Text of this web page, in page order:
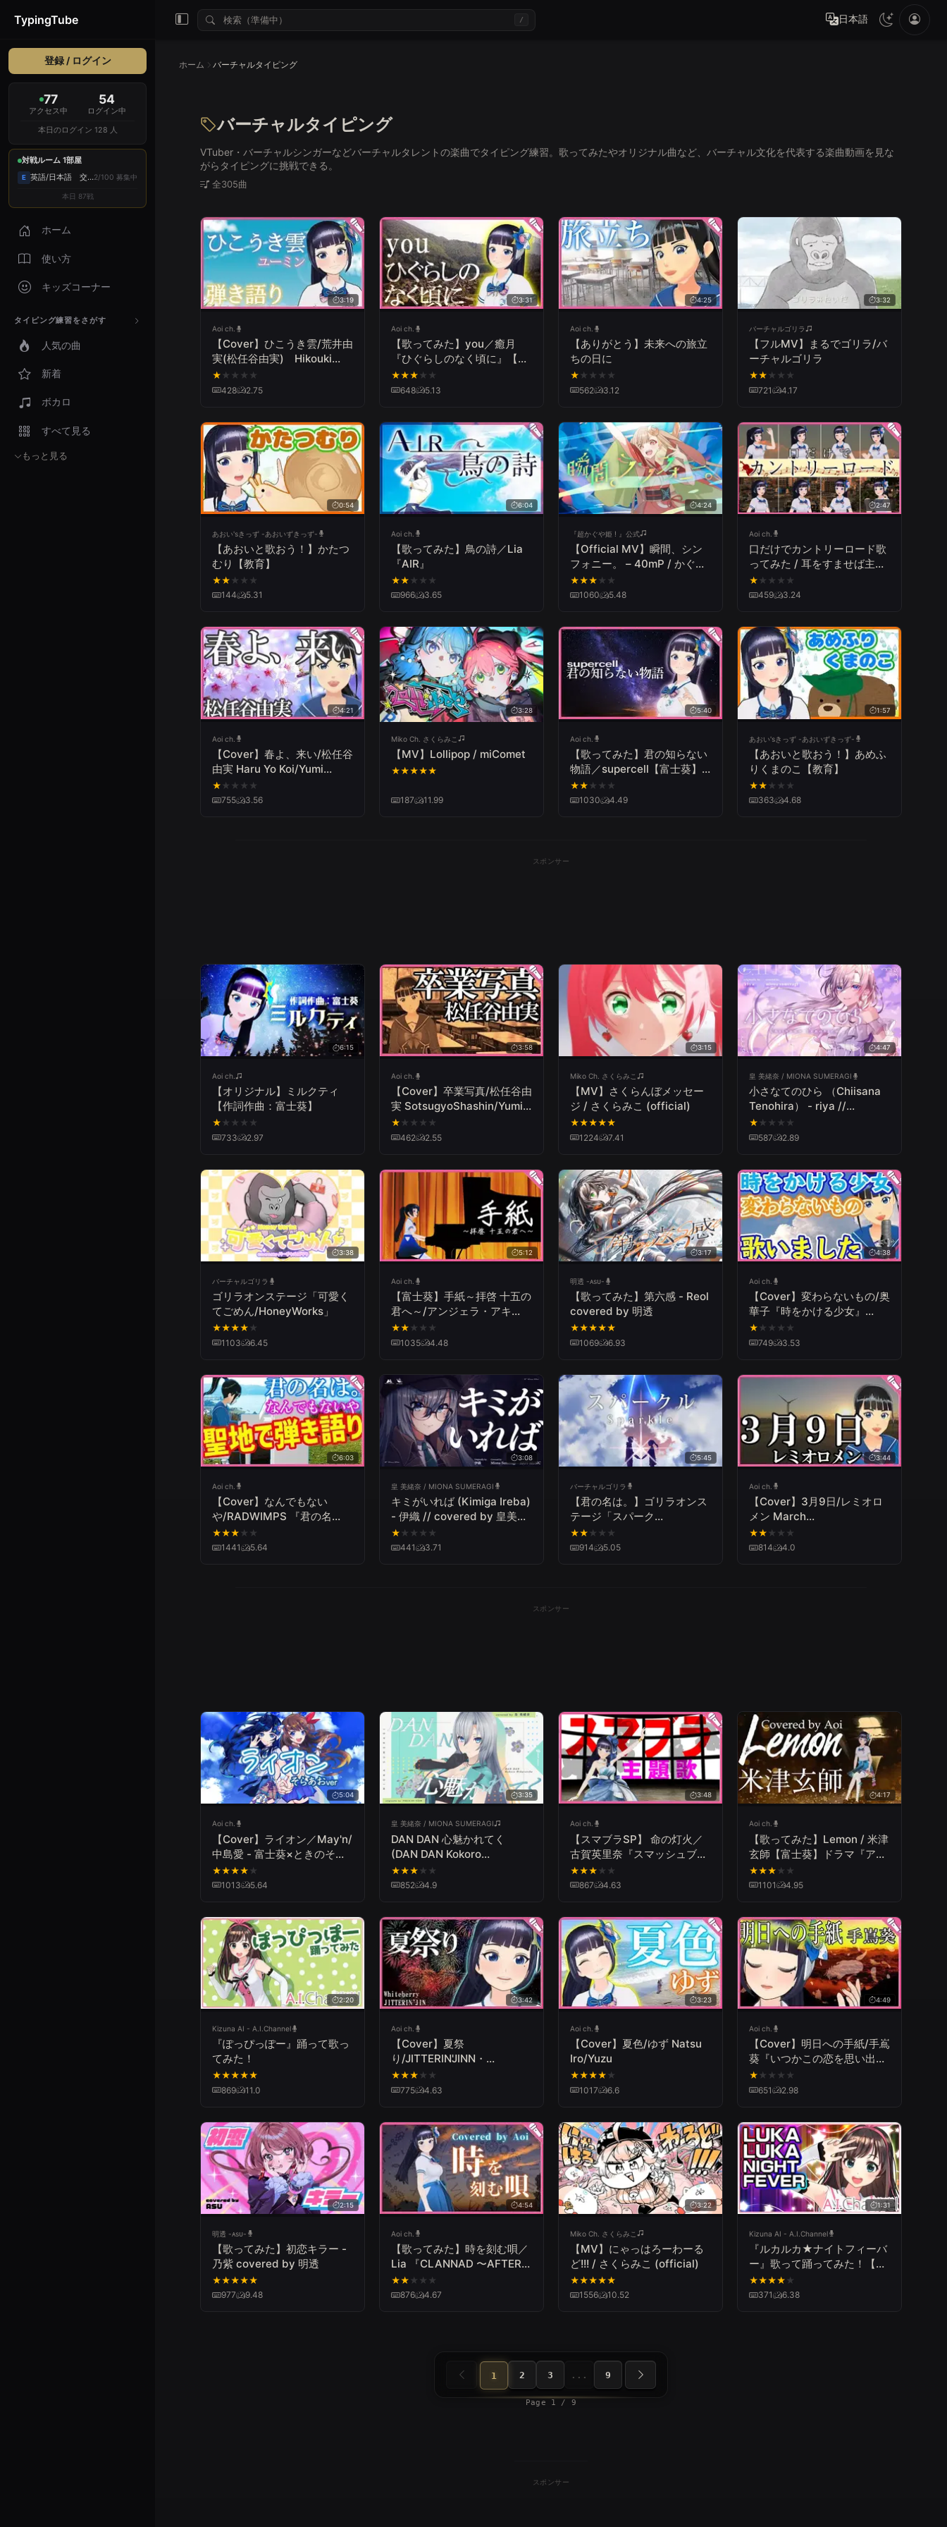
TypingTube
登録 / ログイン
77
アクセス中
54
ログイン中
本日のログイン 128 人
対戦ルーム 1部屋
E 英語/日本語 交互2/100 募集中
本日 87戦
ホーム
使い方
キッズコーナー
タイピング練習をさがす
人気の曲
新着
ボカロ
すべて見る
もっと見る
/ 日本語
ホーム バーチャルタイピング
バーチャルタイピング
VTuber・バーチャルシンガーなどバーチャルタレントの楽曲でタイピング練習。歌ってみたやオリジナル曲など、バーチャル文化を代表する楽曲動画を見な
がらタイピングに挑戦できる。
全305曲
3:19
Aoi ch.
【Cover】ひこうき雲/荒井由
実(松任谷由実) Hikouki
Gumo/Yumi Arai(Yumi
Matsutoya)【弾き語り】
★ ★ ★ ★ ★
428
2.75
3:31
Aoi ch.
【歌ってみた】you／癒月
『ひぐらしのなく頃に』【弾
き語り】
★★★ ★ ★
648
5.13
4:25
Aoi ch.
【ありがとう】未来への旅立
ちの日に
★ ★ ★ ★ ★
562
3.12
3:32
バーチャルゴリラ
【フルMV】まるでゴリラ/バ
ーチャルゴリラ
★★ ★ ★ ★
721
4.17
0:54
あおい'sきっず -あおいずきっず-
【あおいと歌おう！】かたつ
むり【教育】
★★ ★ ★ ★
144
5.31
6:04
Aoi ch.
【歌ってみた】鳥の詩／Lia
『AIR』
★★ ★ ★ ★
966
3.65
4:24
『超かぐや姫 ! 』公式
【Official MV】瞬間、シン
フォニー。 – 40mP / かぐや
(cv.夏吉ゆうこ) from 超かぐ
や姫！
★★★ ★ ★
1060
5.48
2:47
Aoi ch.
口だけでカントリーロード歌
ってみた / 耳をすませば主題
歌/COUNTRY ROADS【富士
葵】
★ ★ ★ ★ ★
459
3.24
4:21
Aoi ch.
【Cover】春よ、来い/松任谷
由実 Haru Yo Koi/Yumi
Matsutoya
★ ★ ★ ★ ★
755
3.56
3:28
Miko Ch. さくらみこ
【MV】Lollipop / miComet
★★★★★
187 11.99
5:40
Aoi ch.
【歌ってみた】君の知らない
物語／supercell【富士葵】
『化物語ED』
★★ ★ ★ ★
1030
4.49
1:57
あおい'sきっず -あおいずきっず-
【あおいと歌おう！】あめふ
りくまのこ【教育】
★★ ★ ★ ★
363
4.68
スポンサー
6:15
Aoi ch.
【オリジナル】ミルクティ
【作詞作曲：富士葵】
★ ★ ★ ★ ★
733
2.97
3:58
Aoi ch.
【Cover】卒業写真/松任谷由
実 SotsugyoShashin/Yumi
Matsutoya
★ ★ ★ ★ ★
462
2.55
3:15
Miko Ch. さくらみこ
【MV】さくらんぼメッセー
ジ / さくらみこ (official)
★★★★★
1224
7.41
4:47
皇 美緒奈 / MIONA SUMERAGI
小さなてのひら （Chiisana
Tenohira） - riya //
covered by 皇 美緒奈
★ ★ ★ ★ ★
587
2.89
3:38
バーチャルゴリラ
ゴリラオンステージ「可愛く
てごめん/HoneyWorks」
★★★★ ★
1103
6.45
5:12
Aoi ch.
【富士葵】手紙～拝啓 十五の
君へ～/アンジェラ・アキ
【歌ってみた】
★★ ★ ★ ★
1035
4.48
3:17
明透 -ᴀsᴜ-
【歌ってみた】第六感 - Reol
covered by 明透
★★★★★
1069
6.93
4:38
Aoi ch.
【Cover】変わらないもの/奥
華子『時をかける少女』
Kawaranai Mono/Oku
Hanako "The Girl Who
★ ★ ★ ★ ★
749
3.53
6:03
Aoi ch.
【Cover】なんでもない
や/RADWIMPS 『君の名
は。』 Nandemonaiya
"Your Name"
★★★ ★ ★
1441
5.64
3:08
皇 美緒奈 / MIONA SUMERAGI
キミがいれば (Kimiga Ireba)
- 伊織 // covered by 皇美緒
奈
★ ★ ★ ★ ★
441
3.71
5:45
バーチャルゴリラ
【君の名は。】ゴリラオンス
テージ「スパーク
ル/RADWIMPS」
★★ ★ ★ ★
914
5.05
3:44
Aoi ch.
【Cover】3月9日/レミオロ
メン March
9th/Remioromen
★★ ★ ★ ★
814
4.0
スポンサー
5:04
Aoi ch.
【Cover】ライオン／May'n/
中島愛 - 富士葵×ときのそら
コラボ「そらあお」で歌って
みた
★★★★ ★
1013
5.64
3:35
皇 美緒奈 / MIONA SUMERAGI
DAN DAN 心魅かれてく
(DAN DAN Kokoro
Hikareteku) - FIELD OF
VIEW // covered by 皇 美緒
★★★ ★ ★
852
4.9
3:48
Aoi ch.
【スマブラSP】 命の灯火／
古賀英里奈『スマッシュブラ
ザーズ』【歌ってみた】
Super Smash Bros. Special
★★★ ★ ★
867
4.63
4:17
Aoi ch.
【歌ってみた】Lemon / 米津
玄師【富士葵】ドラマ『アン
ナチュラル』主題歌
★★★ ★ ★
1101
4.95
2:20
Kizuna AI - A.I.Channel
『ぽっぴっぽー』踊って歌っ
てみた！
★★★★★
869
11.0
3:42
Aoi ch.
【Cover】夏祭
り/JITTERIN'JINN・
Whiteberry Natsu
Matsuri/JITTERIN'JINN.Whiteberry
★★★ ★ ★
775
4.63
3:23
Aoi ch.
【Cover】夏色/ゆず Natsu
Iro/Yuzu
★★★★ ★
1017
6.6
4:49
Aoi ch.
【Cover】明日への手紙/手嶌
葵『いつかこの恋を思い出し
てきっと泣いてしまう』Asu
e no Tegami/Aoi Teshima
★ ★ ★ ★ ★
651
2.98
2:15
明透 -ᴀsᴜ-
【歌ってみた】初恋キラー -
乃紫 covered by 明透
★★★★★
977
9.48
4:54
Aoi ch.
【歌ってみた】時を刻む唄／
Lia 『CLANNAD 〜AFTER
STORY〜』
★★ ★ ★ ★
876
4.67
3:22
Miko Ch. さくらみこ
【MV】にゃっはろーわーる
ど!!! / さくらみこ (official)
★★★★★
1556
10.52
1:31
Kizuna AI - A.I.Channel
『ルカルカ★ナイトフィーバ
ー』歌って踊ってみた！【キ
ズナアイVer.】
★★★★ ★
371
6.38
1 2 3 ... 9
Page 1 / 9
スポンサー